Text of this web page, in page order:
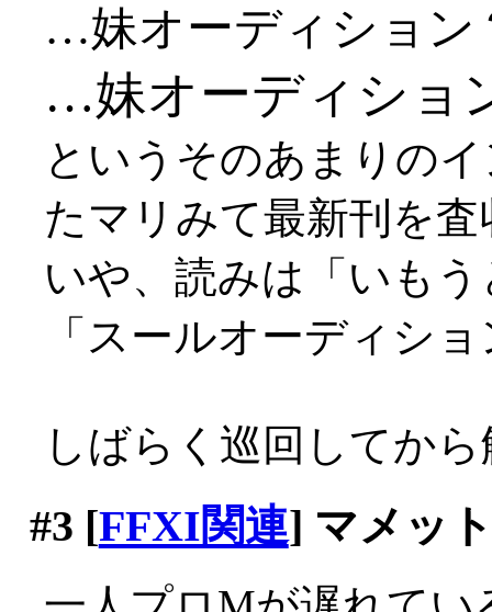
…妹オーディション
…妹オーディショ
というそのあまりの
たマリみて最新刊を査
いや、読みは「いも
「スールオーディシ
しばらく巡回してか
#3 [FFXI関連] マメッ